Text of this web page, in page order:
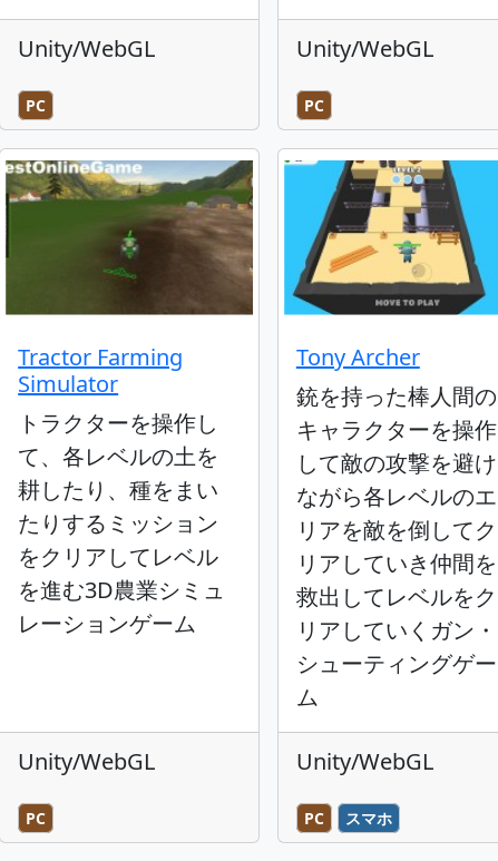
Unity/WebGL
PC
Unity/WebGL
PC
Tractor Farming
Simulator
トラクターを操作し
て、各レベルの土を
耕したり、種をまい
たりするミッション
をクリアしてレベル
を進む3D農業シミュ
レーションゲーム
Unity/WebGL
PC
Tony Archer
銃を持った棒人間の
キャラクターを操作
して敵の攻撃を避け
ながら各レベルのエ
リアを敵を倒してク
リアしていき仲間を
救出してレベルをク
リアしていくガン・
シューティングゲー
ム
Unity/WebGL
PC スマホ